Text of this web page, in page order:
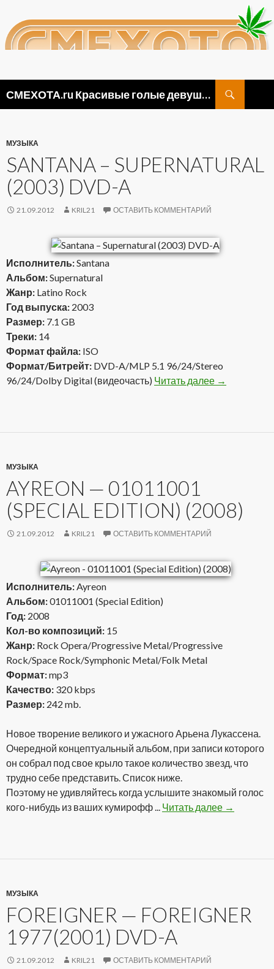
СМЕХОТА.ru Красивые голые девушки, прикольные картинки ню и видео приколы
МУЗЫКА
SANTANA – SUPERNATURAL
(2003) DVD-A
21.09.2012 KRIL21 ОСТАВИТЬ КОММЕНТАРИЙ
Исполнитель:Santana
Альбом:Supernatural
Жанр: Latino Rock
Год выпуска: 2003
Размер: 7.1 GB
Треки: 14
Формат файла: ISO
Формат/Битрейт: DVD-A/MLP 5.1 96/24/Stereo
96/24/Dolby Digital (видеочасть) Читать далее Santana –
→
МУЗЫКА
AYREON — 01011001
(SPECIAL EDITION) (2008)
21.09.2012 KRIL21 ОСТАВИТЬ КОММЕНТАРИЙ
Исполнитель:Ayreon
Альбом:01011001 (Special Edition)
Год: 2008
Кол-во композиций: 15
Жанр: Rock Opera/Progressive Metal/Progressive
Rock/Space Rock/Symphonic Metal/Folk Metal
Формат:mp3
Качество: 320 kbps
Размер: 242 mb.
Новое творение великого и ужасного Арьена Лукассена.
Очередной концептуальный альбом, при записи которого
он собрал под свое крыло такое количество звезд, что
трудно себе представить. Список ниже.
Поэтому не удивляйтесь когда услышите знакомый голос
кого-нибудь из ваших кумирофф ... Читать далее Ayreon —
→
МУЗЫКА
FOREIGNER — FOREIGNER
1977(2001) DVD-A
21.09.2012 KRIL21 ОСТАВИТЬ КОММЕНТАРИЙ